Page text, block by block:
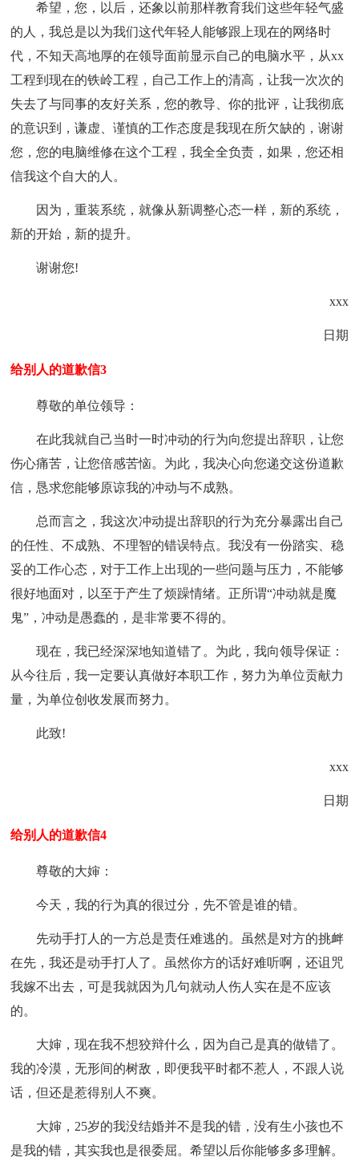
希望，您，以后，还象以前那样教育我们这些年轻气盛
的人，我总是以为我们这代年轻人能够跟上现在的网络时
代，不知天高地厚的在领导面前显示自己的电脑水平，从xx
工程到现在的铁岭工程，自己工作上的清高，让我一次次的
失去了与同事的友好关系，您的教导、你的批评，让我彻底
的意识到，谦虚、谨慎的工作态度是我现在所欠缺的，谢谢
您，您的电脑维修在这个工程，我全全负责，如果，您还相
信我这个自大的人。
因为，重装系统，就像从新调整心态一样，新的系统，
新的开始，新的提升。
谢谢您!
xxx
日期
给别人的道歉信3
尊敬的单位领导：
在此我就自己当时一时冲动的行为向您提出辞职，让您
伤心痛苦，让您倍感苦恼。为此，我决心向您递交这份道歉
信，恳求您能够原谅我的冲动与不成熟。
总而言之，我这次冲动提出辞职的行为充分暴露出自己
的任性、不成熟、不理智的错误特点。我没有一份踏实、稳
妥的工作心态，对于工作上出现的一些问题与压力，不能够
很好地面对，以至于产生了烦躁情绪。正所谓“冲动就是魔
鬼”，冲动是愚蠢的，是非常要不得的。
现在，我已经深深地知道错了。为此，我向领导保证：
从今往后，我一定要认真做好本职工作，努力为单位贡献力
量，为单位创收发展而努力。
此致!
xxx
日期
给别人的道歉信4
尊敬的大婶：
今天，我的行为真的很过分，先不管是谁的错。
先动手打人的一方总是责任难逃的。虽然是对方的挑衅
在先，我还是动手打人了。虽然你方的话好难听啊，还诅咒
我嫁不出去，可是我就因为几句就动人伤人实在是不应该
的。
大婶，现在我不想狡辩什么，因为自己是真的做错了。
我的冷漠，无形间的树敌，即便我平时都不惹人，不跟人说
话，但还是惹得别人不爽。
大婶，25岁的我没结婚并不是我的错，没有生小孩也不
是我的错，其实我也是很委屈。希望以后你能够多多理解。